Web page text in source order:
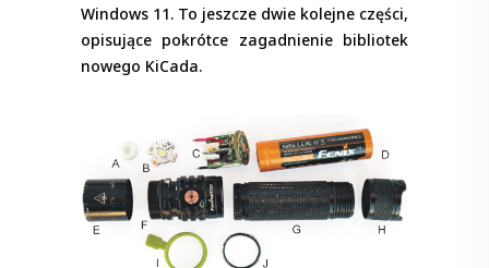
Windows 11. To jeszcze dwie kolejne części,
opisujące pokrótce zagadnienie bibliotek
nowego KiCada.